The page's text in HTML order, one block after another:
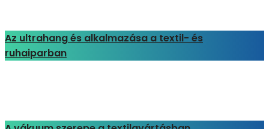
Az ultrahang és alkalmazása a textil- és
ruhaiparban